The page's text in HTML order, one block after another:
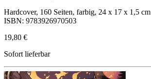
Hardcover, 160 Seiten, farbig, 24 x 17 x 1,5 cm
ISBN: 9783926970503
19,80 €
Sofort lieferbar